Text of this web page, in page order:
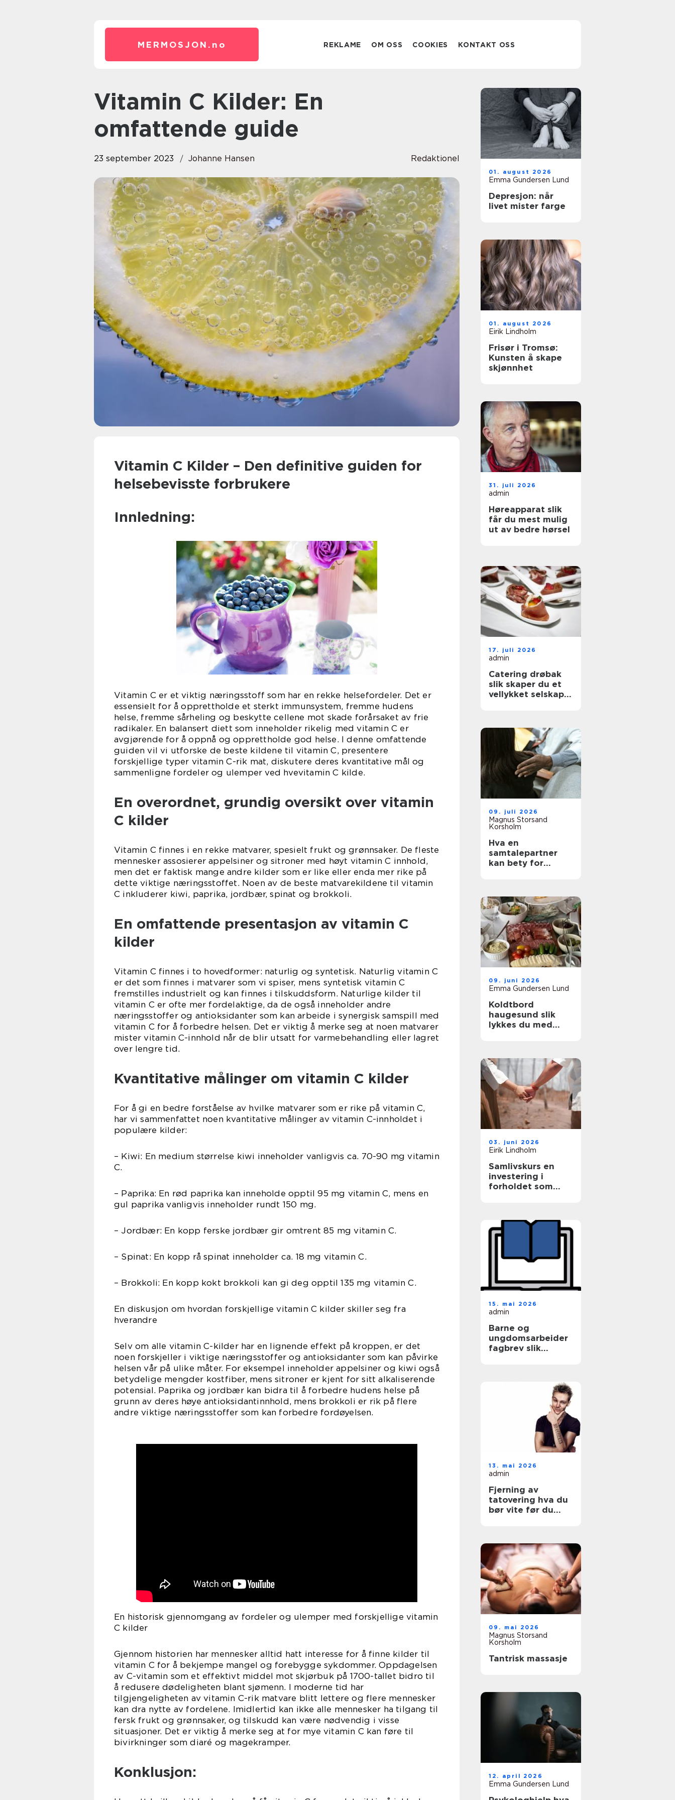
MERMOSJON. no REKLAME OM OSS COOKIES KONTAKT OSS
Vitamin C Kilder: En
omfattende guide
23 september 2023 Johanne Hansen Redaktionel
Vitamin C Kilder – Den definitive guiden for
helsebevisste forbrukere
Innledning:
Vitamin C er et viktig næringsstoff som har en rekke helsefordeler. Det er
essensielt for å opprettholde et sterkt immunsystem, fremme hudens
helse, fremme sårheling og beskytte cellene mot skade forårsaket av frie
radikaler. En balansert diett som inneholder rikelig med vitamin C er
avgjørende for å oppnå og opprettholde god helse. I denne omfattende
guiden vil vi utforske de beste kildene til vitamin C, presentere
forskjellige typer vitamin C-rik mat, diskutere deres kvantitative mål og
sammenligne fordeler og ulemper ved hvevitamin C kilde.
En overordnet, grundig oversikt over vitamin
C kilder
Vitamin C finnes i en rekke matvarer, spesielt frukt og grønnsaker. De fleste
mennesker assosierer appelsiner og sitroner med høyt vitamin C innhold,
men det er faktisk mange andre kilder som er like eller enda mer rike på
dette viktige næringsstoffet. Noen av de beste matvarekildene til vitamin
C inkluderer kiwi, paprika, jordbær, spinat og brokkoli.
En omfattende presentasjon av vitamin C
kilder
Vitamin C finnes i to hovedformer: naturlig og syntetisk. Naturlig vitamin C
er det som finnes i matvarer som vi spiser, mens syntetisk vitamin C
fremstilles industrielt og kan finnes i tilskuddsform. Naturlige kilder til
vitamin C er ofte mer fordelaktige, da de også inneholder andre
næringsstoffer og antioksidanter som kan arbeide i synergisk samspill med
vitamin C for å forbedre helsen. Det er viktig å merke seg at noen matvarer
mister vitamin C-innhold når de blir utsatt for varmebehandling eller lagret
over lengre tid.
Kvantitative målinger om vitamin C kilder
For å gi en bedre forståelse av hvilke matvarer som er rike på vitamin C,
har vi sammenfattet noen kvantitative målinger av vitamin C-innholdet i
populære kilder:
– Kiwi: En medium størrelse kiwi inneholder vanligvis ca. 70-90 mg vitamin
C.
– Paprika: En rød paprika kan inneholde opptil 95 mg vitamin C, mens en
gul paprika vanligvis inneholder rundt 150 mg.
– Jordbær: En kopp ferske jordbær gir omtrent 85 mg vitamin C.
– Spinat: En kopp rå spinat inneholder ca. 18 mg vitamin C.
– Brokkoli: En kopp kokt brokkoli kan gi deg opptil 135 mg vitamin C.
En diskusjon om hvordan forskjellige vitamin C kilder skiller seg fra
hverandre
Selv om alle vitamin C-kilder har en lignende effekt på kroppen, er det
noen forskjeller i viktige næringsstoffer og antioksidanter som kan påvirke
helsen vår på ulike måter. For eksempel inneholder appelsiner og kiwi også
betydelige mengder kostfiber, mens sitroner er kjent for sitt alkaliserende
potensial. Paprika og jordbær kan bidra til å forbedre hudens helse på
grunn av deres høye antioksidantinnhold, mens brokkoli er rik på flere
andre viktige næringsstoffer som kan forbedre fordøyelsen.
En historisk gjennomgang av fordeler og ulemper med forskjellige vitamin
C kilder
Gjennom historien har mennesker alltid hatt interesse for å finne kilder til
vitamin C for å bekjempe mangel og forebygge sykdommer. Oppdagelsen
av C-vitamin som et effektivt middel mot skjørbuk på 1700-tallet bidro til
å redusere dødeligheten blant sjømenn. I moderne tid har
tilgjengeligheten av vitamin C-rik matvare blitt lettere og flere mennesker
kan dra nytte av fordelene. Imidlertid kan ikke alle mennesker ha tilgang til
fersk frukt og grønnsaker, og tilskudd kan være nødvendig i visse
situasjoner. Det er viktig å merke seg at for mye vitamin C kan føre til
bivirkninger som diaré og magekramper.
Konklusjon:
01. august 2026
Emma Gundersen Lund
Depresjon: når
livet mister farge
01. august 2026
Eirik Lindholm
Frisør i Tromsø:
Kunsten å skape
skjønnhet
31. juli 2026
admin
Høreapparat slik
får du mest mulig
ut av bedre hørsel
17. juli 2026
admin
Catering drøbak
slik skaper du et
vellykket selskap
09. juli 2026
Magnus Storsand
Korsholm
Hva en
samtalepartner
kan bety for
09. juni 2026
Emma Gundersen Lund
Koldtbord
haugesund slik
lykkes du med
03. juni 2026
Eirik Lindholm
Samlivskurs en
investering i
forholdet som
15. mai 2026
admin
Barne og
ungdomsarbeider
fagbrev slik
13. mai 2026
admin
Fjerning av
tatovering hva du
bør vite før du
09. mai 2026
Magnus Storsand
Korsholm
Tantrisk massasje
12. april 2026
Emma Gundersen Lund